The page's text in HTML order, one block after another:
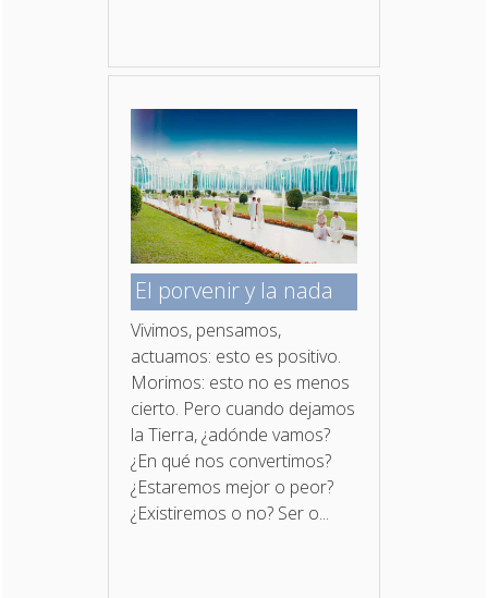
El porvenir y la nada
Vivimos, pensamos,
actuamos: esto es positivo.
Morimos: esto no es menos
cierto. Pero cuando dejamos
la Tierra, ¿adónde vamos?
¿En qué nos convertimos?
¿Estaremos mejor o peor?
¿Existiremos o no? Ser o...